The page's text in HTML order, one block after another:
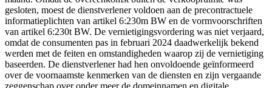
gesloten, moest de dienstverlener voldoen aan de precontractuele
informatieplichten van artikel 6:230m BW en de vormvoorschriften
van artikel 6:230t BW. De vernietigingsvordering was niet verjaard,
omdat de consumenten pas in februari 2024 daadwerkelijk bekend
werden met de feiten en omstandigheden waarop zij de vernietiging
baseerden. De dienstverlener had hen onvoldoende geïnformeerd
over de voornaamste kenmerken van de diensten en zijn vergaande